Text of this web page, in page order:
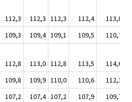
112,3 112,3 112,3 112,4
113,8
109,3 109,4 109,1 109,5
110,7
112,8 113,0 112,8 113,5
114,6
109,8 109,9 110,0 110,6
112,1
107,2 107,4 107,2 107,9 109,7